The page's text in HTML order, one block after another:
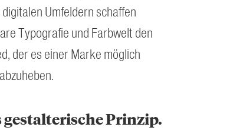
Umfeldern schaffen
Typografie und Farbwelt den
der es einer Marke möglich
gestalterische Prinzip.